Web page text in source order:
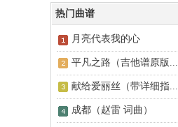
热门曲谱
月亮代表我的心
平凡之路（吉他谱原版...
献给爱丽丝（带详细指...
成都（赵雷 词曲）